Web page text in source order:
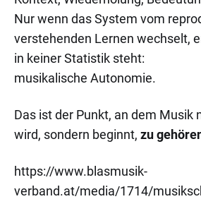
Nur wenn das System vom
verstehenden Lernen wechselt,
in keiner Statistik steht:
musikalische Autonomie.
Das ist der Punkt, an dem Musik
wird, sondern beginnt, zu
https://www.blasmusik-
verband.at/media/1714/